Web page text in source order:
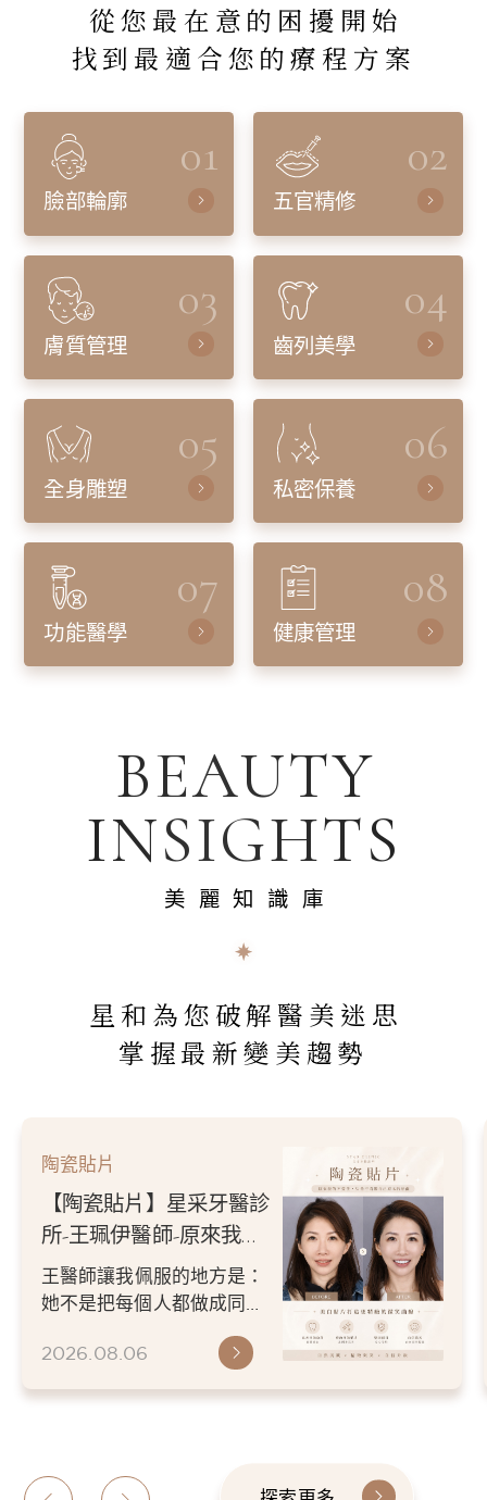
從您最在意的困擾開始
找到最適合您的療程方案
01
臉部輪廓
02
五官精修
03
膚質管理
04
齒列美學
05
全身雕塑
06
私密保養
07
功能醫學
08
健康管理
BEAUTY
INSIGHTS
美麗知識庫
星和為您破解醫美迷思
掌握最新變美趨勢
陶瓷貼片
【陶瓷貼片】星采牙醫診
所-王珮伊醫師-原來我的
不愛笑，只是不喜歡自己
原本的牙齒
王醫師讓我佩服的地方是：
她不是把每個人都做成同一
更適合自己的樣子。 現...
2026.08.06